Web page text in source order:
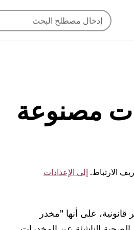
مصنوعة
الارتباط. إلى الإعدادات
على أنها "مخدر